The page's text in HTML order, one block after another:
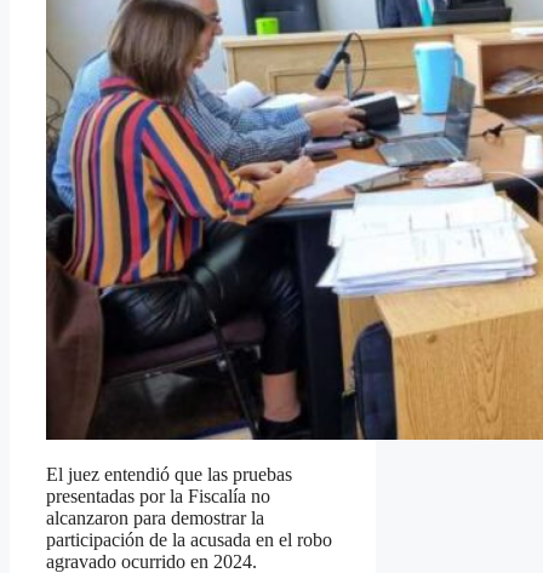
El juez entendió que las pruebas
presentadas por la Fiscalía no
alcanzaron para demostrar la
participación de la acusada en el robo
agravado ocurrido en 2024.